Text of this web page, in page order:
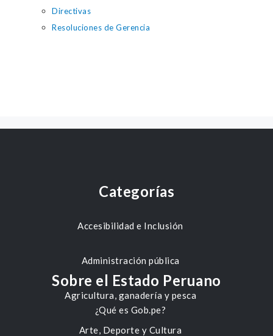
Directivas
Resoluciones de Gerencia
Categorías
Accesibilidad e Inclusión
Administración pública
Agricultura, ganadería y pesca
Arte, Deporte y Cultura
Sobre el Estado Peruano
¿Qué es Gob.pe?